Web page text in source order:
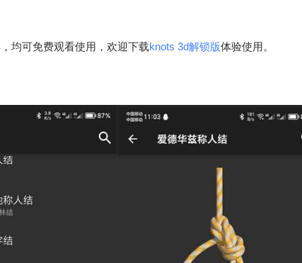
均可免费观看使用，欢迎下载knots 3d解锁版体验使用。